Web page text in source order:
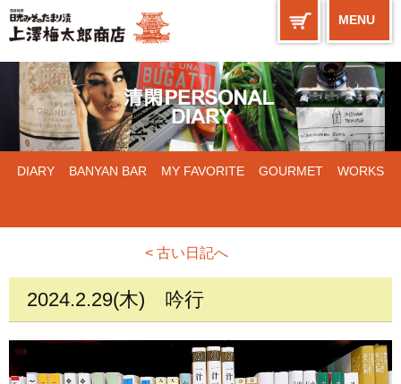
MENU
DIARY BANYAN BAR MY FAVORITE GOURMET WORKS
< 古い日記へ
2024.2.29(木) 吟行